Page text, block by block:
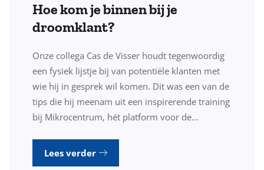
Hoe kom je binnen bij je
droomklant?
Onze collega Cas de Visser houdt tegenwoordig
een fysiek lijstje bij van potentiële klanten met
wie hij in gesprek wil komen. Dit was een van de
tips die hij meenam uit een inspirerende training
bij Mikrocentrum, hét platform voor de…
Lees verder